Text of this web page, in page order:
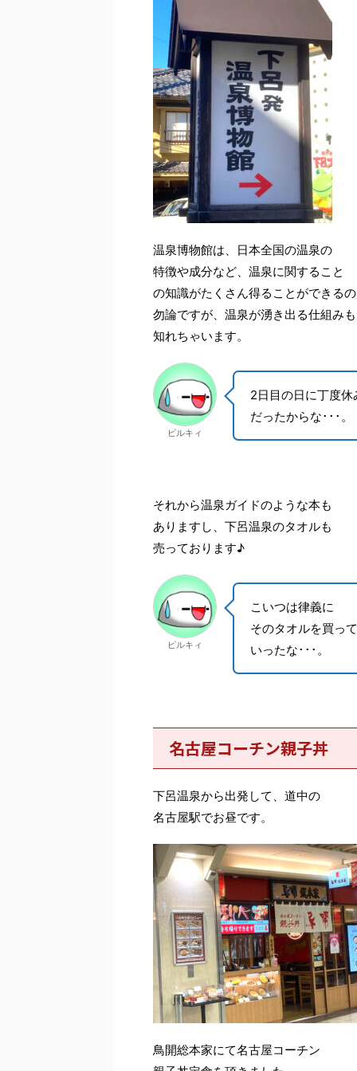
温泉博物館は、日本全国の温泉の
特徴や成分など、温泉に関すること
の知識がたくさん得ることができる
勿論ですが、温泉が湧き出る仕組みも
知れちゃいます。
ピルキィ
2日目の日に丁度休
だったからな･･･。
それから温泉ガイドのような本も
ありますし、下呂温泉のタオルも
売っております♪
ピルキィ
こいつは律義に
そのタオルを買って
いったな･･･。
名古屋コーチン親子丼
下呂温泉から出発して、道中の
名古屋駅でお昼です。
鳥開総本家にて名古屋コーチン